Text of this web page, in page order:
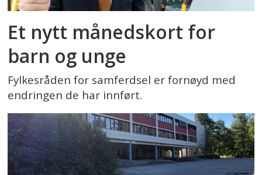
Et nytt månedskort for
barn og unge
Fylkesråden for samferdsel er fornøyd med
endringen de har innført.